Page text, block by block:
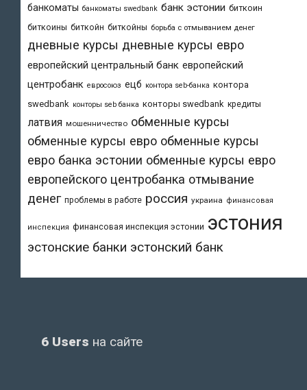
банкоматы банкоматы swedbank банк эстонии биткоин
биткоины биткойн биткойны борьба с отмыванием денег
дневные курсы дневные курсы евро
европейский центральный банк европейский
центробанк евросоюз ецб контора seb-банка контора
swedbank конторы seb банка конторы swedbank кредиты
латвия мошенничество обменные курсы
обменные курсы евро обменные курсы
евро банка эстонии обменные курсы евро
европейского центробанка отмывание
денег проблемы в работе россия украина финансовая
инспекция финансовая инспекция эстонии эстония
эстонские банки эстонский банк
6 Users на сайте